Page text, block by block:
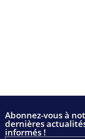
Abonnez-vous à
dernières
informés !